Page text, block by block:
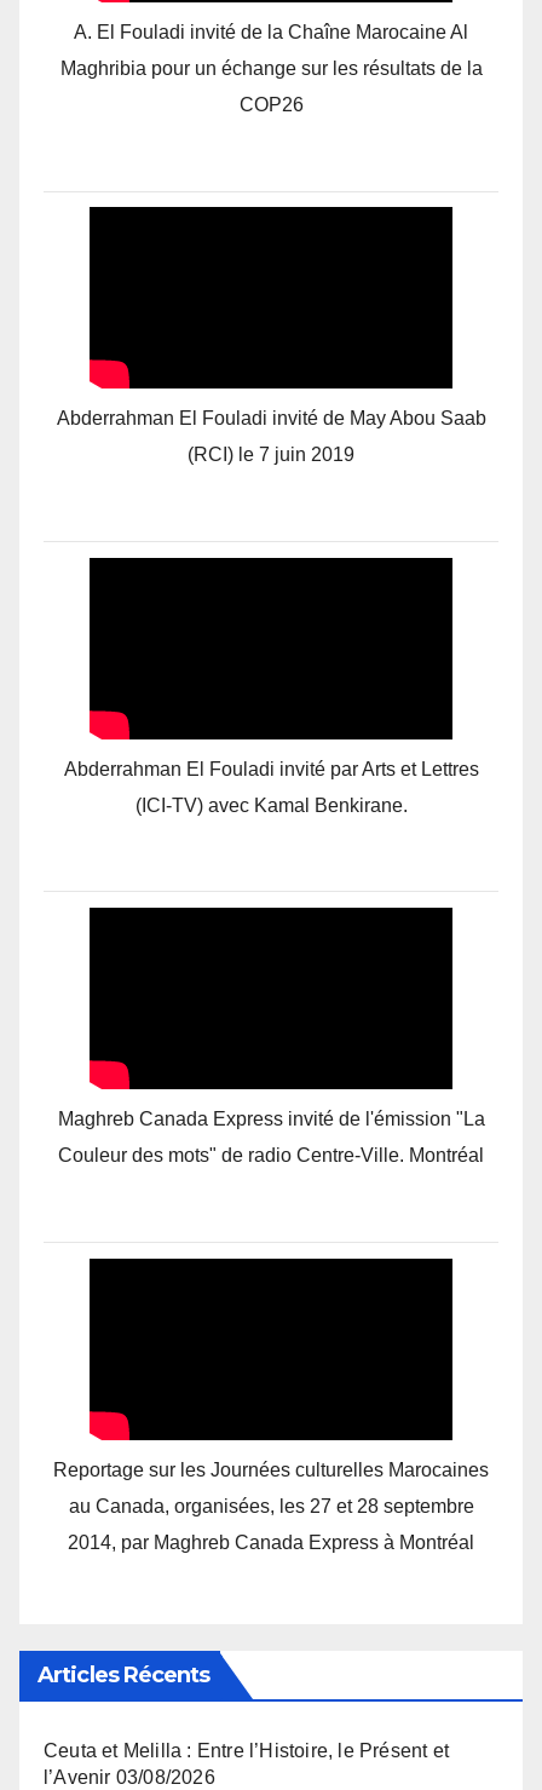
A. El Fouladi invité de la Chaîne Marocaine Al
Maghribia pour un échange sur les résultats de la
COP26
Abderrahman El Fouladi invité de May Abou Saab
(RCI) le 7 juin 2019
Abderrahman El Fouladi invité par Arts et Lettres
(ICI-TV) avec Kamal Benkirane.
Maghreb Canada Express invité de l'émission "La
Couleur des mots" de radio Centre-Ville. Montréal
Reportage sur les Journées culturelles Marocaines
au Canada, organisées, les 27 et 28 septembre
2014, par Maghreb Canada Express à Montréal
Articles Récents
Ceuta et Melilla : Entre l’Histoire, le Présent et
l’Avenir 03/08/2026